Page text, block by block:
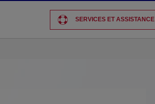
SERVICES ET ASSISTANCE